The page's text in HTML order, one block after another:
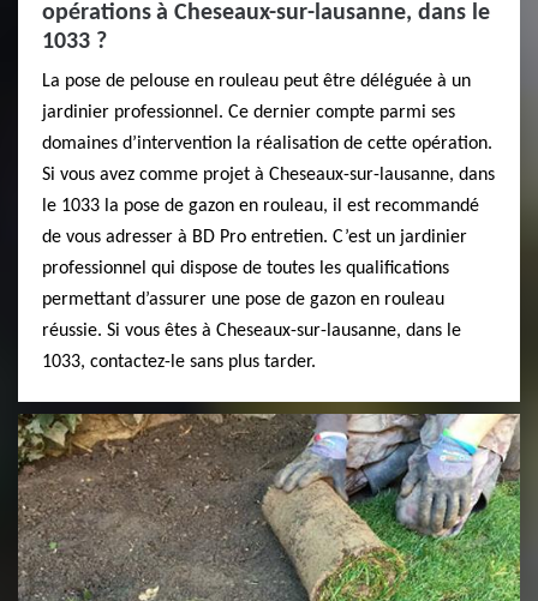
opérations à Cheseaux-sur-lausanne, dans le
1033 ?
La pose de pelouse en rouleau peut être déléguée à un
jardinier professionnel. Ce dernier compte parmi ses
domaines d’intervention la réalisation de cette opération.
Si vous avez comme projet à Cheseaux-sur-lausanne, dans
le 1033 la pose de gazon en rouleau, il est recommandé
de vous adresser à BD Pro entretien. C’est un jardinier
professionnel qui dispose de toutes les qualifications
permettant d’assurer une pose de gazon en rouleau
réussie. Si vous êtes à Cheseaux-sur-lausanne, dans le
1033, contactez-le sans plus tarder.